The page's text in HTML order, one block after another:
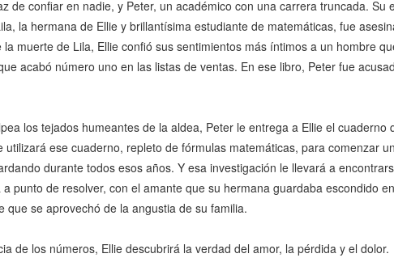
de confiar en nadie, y Peter, un académico con una carrera truncada. Su
la hermana de Ellie y brillantísima estudiante de matemáticas, fue
muerte de Lila, Ellie confió sus sentimientos más íntimos a un hombre
acabó número uno en las listas de ventas. En ese libro, Peter fue
los tejados humeantes de la aldea, Peter le entrega a Ellie el cuaderno
utilizará ese cuaderno, repleto de fórmulas matemáticas, para comenzar
durante todos esos años. Y esa investigación le llevará a
punto de resolver, con el amante que su hermana guardaba escondido
que se aprovechó de la angustia de su familia.
de los números, Ellie descubrirá la verdad del amor, la pérdida y el dolor.